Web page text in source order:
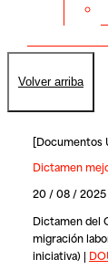
Volver arriba
[Documentos
Dictamen
20 / 08 / 2025
Dictamen del
migración
iniciativa) |